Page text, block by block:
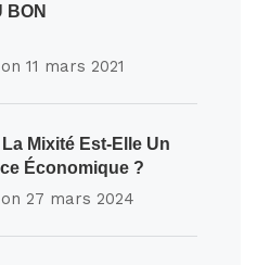
BON
11 mars 2021
Mixité Est-Elle Un
Économique ?
27 mars 2024